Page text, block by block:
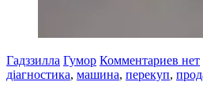
Гадззилла Гумор Комментариев нет
діагностика, машина, перекуп,